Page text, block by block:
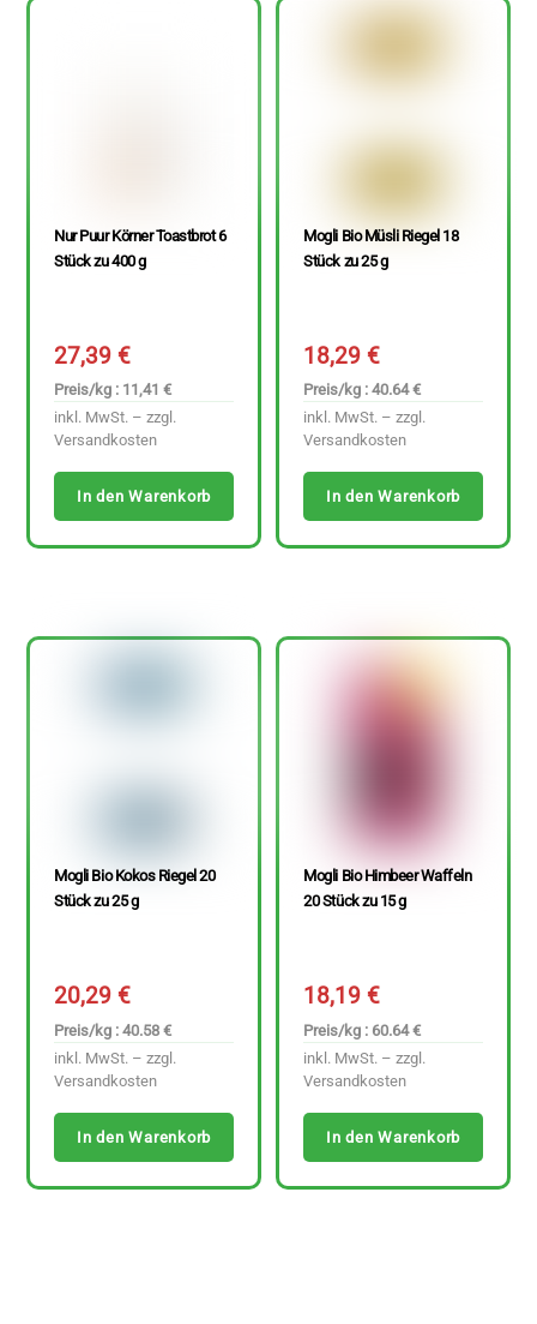
Nur Puur Körner Toastbrot 6
Stück zu 400 g
27,39€
Preis/kg : 11,41 €
inkl. MwSt. – zzgl.
Versandkosten
In den Warenkorb
Mogli Bio Müsli Riegel 18
Stück zu 25 g
18,29€
Preis/kg : 40.64 €
inkl. MwSt. – zzgl.
Versandkosten
In den Warenkorb
Mogli Bio Kokos Riegel 20
Stück zu 25 g
20,29€
Preis/kg : 40.58 €
inkl. MwSt. – zzgl.
Versandkosten
In den Warenkorb
Mogli Bio Himbeer Waffeln
20 Stück zu 15 g
18,19€
Preis/kg : 60.64 €
inkl. MwSt. – zzgl.
Versandkosten
In den Warenkorb